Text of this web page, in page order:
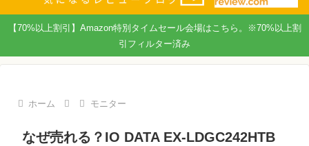
【70%以上割引】Amazon特別タイムセール会場はこちら。※70%以上割
引フィルター済み
ホーム モニター
なぜ売れる？IO DATA EX-LDGC242HTB